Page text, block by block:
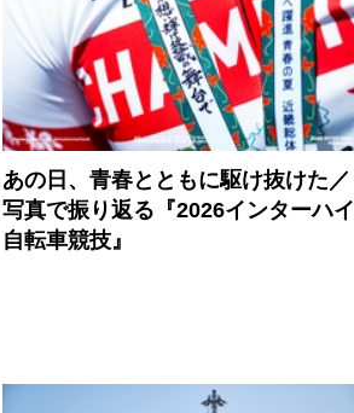
あの日、青春とともに駆け抜けた／
写真で振り返る『2026インターハイ
自転車競技』